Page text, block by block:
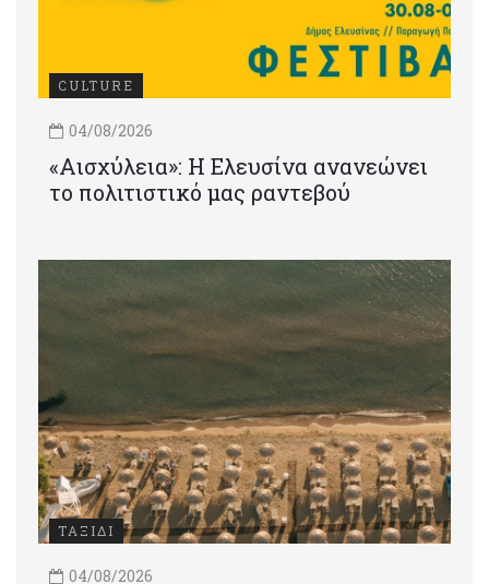
CULTURE
04/08/2026
«Αισχύλεια»: Η Ελευσίνα ανανεώνει
το πολιτιστικό μας ραντεβού
ΤΑΞΙΔΙ
04/08/2026